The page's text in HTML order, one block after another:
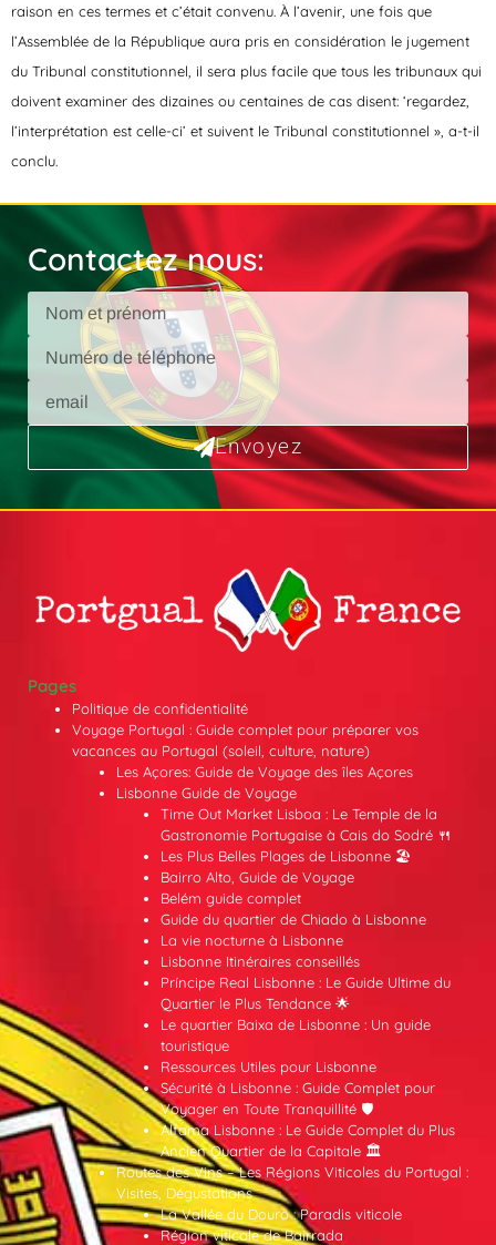
raison en ces termes et c’était convenu. À l’avenir, une fois que
l’Assemblée de la République aura pris en considération le jugement
du Tribunal constitutionnel, il sera plus facile que tous les tribunaux qui
doivent examiner des dizaines ou centaines de cas disent: ‘regardez,
l’interprétation est celle-ci’ et suivent le Tribunal constitutionnel », a-t-il
conclu.
Contactez nous:
Envoyez
Pages
Politique de confidentialité
Voyage Portugal : Guide complet pour préparer vos
vacances au Portugal (soleil, culture, nature)
Les Açores: Guide de Voyage des îles Açores
Lisbonne Guide de Voyage
Time Out Market Lisboa : Le Temple de la
Gastronomie Portugaise à Cais do Sodré 🍴
Les Plus Belles Plages de Lisbonne 🏖️
Bairro Alto, Guide de Voyage
Belém guide complet
Guide du quartier de Chiado à Lisbonne
La vie nocturne à Lisbonne
Lisbonne Itinéraires conseillés
Príncipe Real Lisbonne : Le Guide Ultime du
Quartier le Plus Tendance 🌟
Le quartier Baixa de Lisbonne : Un guide
touristique
Ressources Utiles pour Lisbonne
Sécurité à Lisbonne : Guide Complet pour
Voyager en Toute Tranquillité 🛡️
Alfama Lisbonne : Le Guide Complet du Plus
Ancien Quartier de la Capitale 🏛️
Routes des Vins – Les Régions Viticoles du Portugal :
Visites, Dégustations
La Vallée du Douro : Paradis viticole
Région viticole de Bairrada